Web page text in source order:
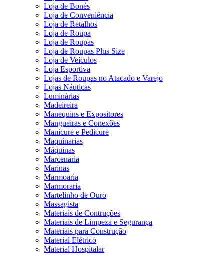
Loja de Bonés
Loja de Conveniência
Loja de Retalhos
Loja de Roupa
Loja de Roupas
Loja de Roupas Plus Size
Loja de Veículos
Loja Esportiva
Lojas de Roupas no Atacado e Varejo
Lojas Náuticas
Luminárias
Madeireira
Manequins e Expositores
Mangueiras e Conexões
Manicure e Pedicure
Maquinarias
Máquinas
Marcenaria
Marinas
Marmoaria
Marmoraria
Martelinho de Ouro
Massagista
Materiais de Contruções
Materiais de Limpeza e Segurança
Materiais para Construção
Material Elétrico
Material Hospitalar